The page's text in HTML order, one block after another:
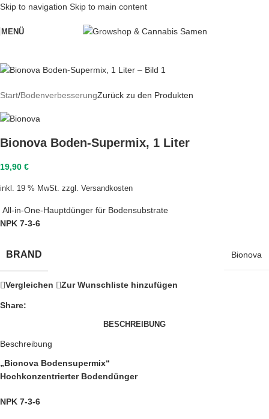
Skip to navigation Skip to main content
MENÜ
Start/BodenverbesserungZurück zu den Produkten
Bionova Boden-Supermix, 1 Liter
19,90 €
inkl. 19 % MwSt. zzgl. Versandkosten
All-in-One-Hauptdünger für Bodensubstrate
NPK 7-3-6
BRAND Bionova
Vergleichen Zur Wunschliste hinzufügen
Share:
BESCHREIBUNG
Beschreibung
„Bionova Bodensupermix“
Hochkonzentrierter Bodendünger
NPK 7-3-6